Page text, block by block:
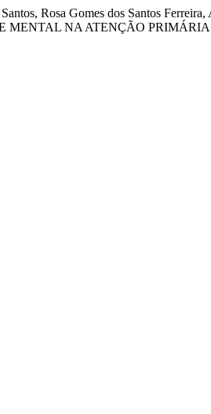
Rosa Gomes dos Santos
MENTAL NA ATENÇÃO